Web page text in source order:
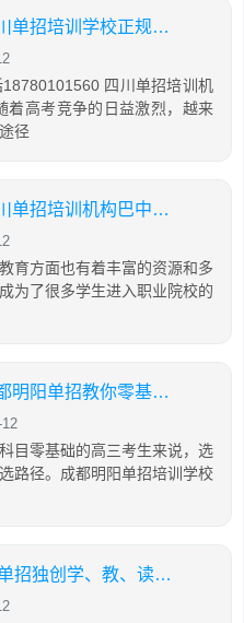
四川单招培训机构巴中，四川单招培训学校正规学校
四川单招培训机
高考竞争的日益激烈，越来
径
四川单招培训机构巴中，四川单招培训机构巴中有几家
育方面也有着丰富的资源和多
为了很多学生进入职业院校的
四川单招英语备考攻略：成都明阳单招教你零基础也能有效提分
目零基础的高三考生来说，选
路径。成都明阳单招培训学校
27年单招稳步提分——融创单招独创学、教、读、背、练、考六位一体教学模式